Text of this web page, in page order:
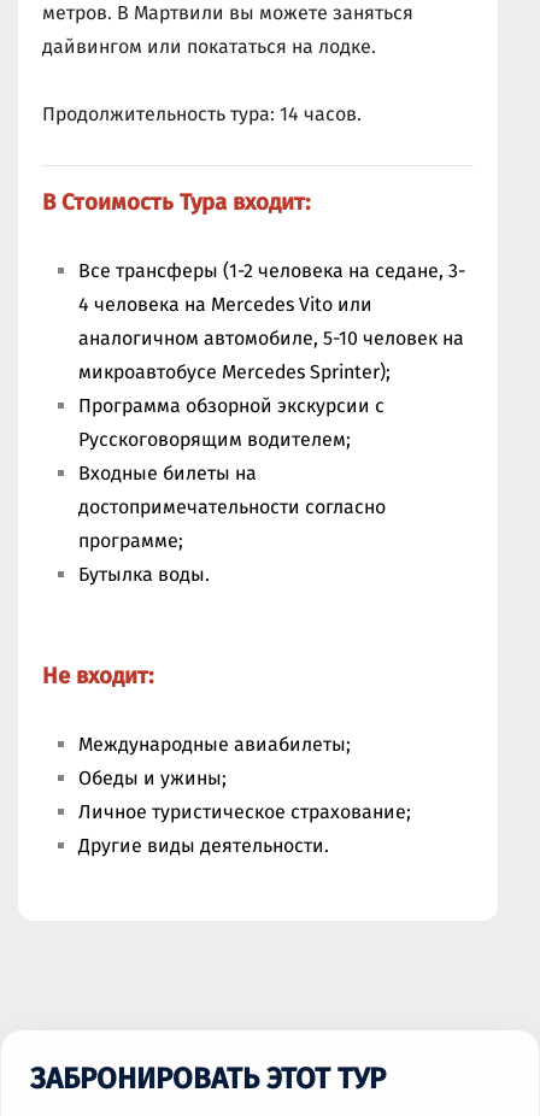
метров. В Мартвили вы можете заняться
дайвингом или покататься на лодке.
Продолжительность тура: 14 часов.
В Стоимость Тура входит:
Все трансферы (1-2 человека на седане, 3-
4 человека на Mercedes Vito или
аналогичном автомобиле, 5-10 человек на
микроавтобусе Mercedes Sprinter);
Программа обзорной экскурсии с
Русскоговорящим водителем;
Входные билеты на
достопримечательности согласно
программе;
Бутылка воды.
Не входит:
Международные авиабилеты;
Обеды и ужины;
Личное туристическое страхование;
Другие виды деятельности.
ЗАБРОНИРОВАТЬ ЭТОТ ТУР